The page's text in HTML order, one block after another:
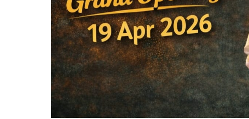
Horoscope for March 23 : जल्दबाज़ी और
ओवरकॉन्फिडेंस बिगाड़...